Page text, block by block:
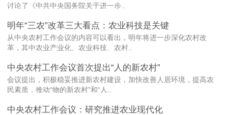
讨论了《中共中央国务院关于进一步..
明年“三农”改革三大看点：农业科技是关键
从中央农村工作会议的内容可以看出，明年将进一步深化农村改
革，其中农业产业化、农业科技、农村..
中央农村工作会议首次提出“人的新农村”
会议提出，积极稳妥推进新农村建设，加快改善人居环境，提高农
民素质，推动“物的新农村”和“人..
中央农村工作会议：研究推进农业现代化